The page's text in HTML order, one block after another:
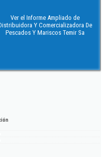
Ver el Informe Ampliado de
Y Comercializadora De
Pescados Y Mariscos Temir Sa